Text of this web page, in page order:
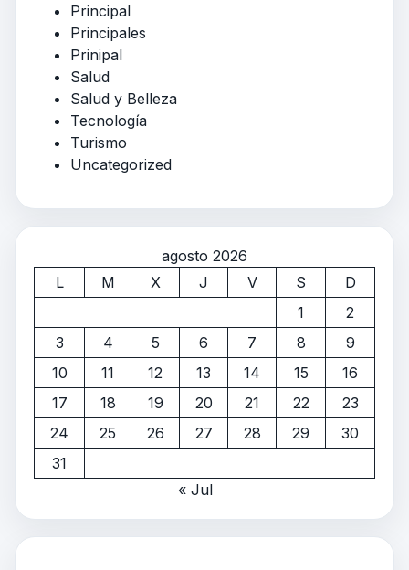
Principal
Principales
Prinipal
Salud
Salud y Belleza
Tecnología
Turismo
Uncategorized
agosto 2026
L
M X J V S
D
1
2
3
4 5 6 7 8
9
10
11 12 13 14 15
16
17
18 19 20 21 22
23
24
25 26 27 28 29
30
31
« Jul